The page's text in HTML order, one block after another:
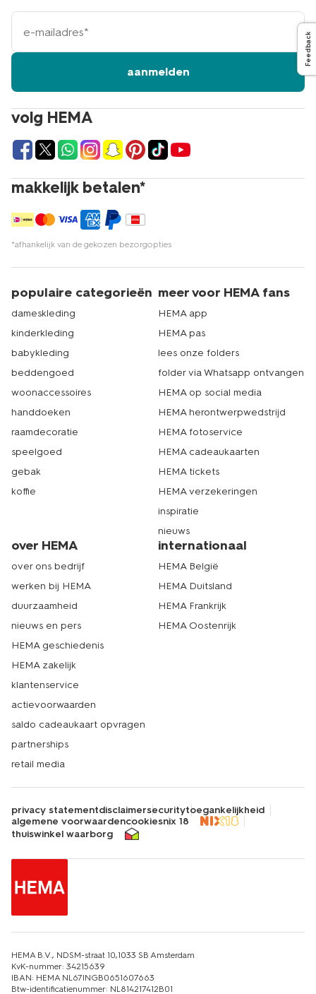
volg HEMA
makkelijk betalen*
*afhankelijk van de gekozen bezorgopties
e-
mailadres
aanmelden
populaire categorieën
dameskleding
kinderkleding
babykleding
beddengoed
woonaccessoires
handdoeken
raamdecoratie
speelgoed
gebak
koffie
meer voor HEMA fans
HEMA app
HEMA pas
lees onze folders
folder via Whatsapp ontvangen
HEMA op social media
HEMA herontwerpwedstrijd
HEMA fotoservice
HEMA cadeaukaarten
HEMA tickets
HEMA verzekeringen
inspiratie
nieuws
over HEMA
over ons bedrijf
werken bij HEMA
duurzaamheid
nieuws en pers
HEMA geschiedenis
HEMA zakelijk
klantenservice
actievoorwaarden
saldo cadeaukaart opvragen
partnerships
retail media
internationaal
HEMA België
HEMA Duitsland
HEMA Frankrijk
HEMA Oostenrijk
privacy statementdisclaimersecuritytoegankelijkheid
algemene voorwaardencookiesnix 18
thuiswinkel waarborg
HEMA B.V., NDSM-straat 10,1033 SB Amsterdam
KvK-nummer: 34215639
IBAN: HEMA NL67INGB0651607663
Btw-identificatienummer: NL814217412B01
Feedback